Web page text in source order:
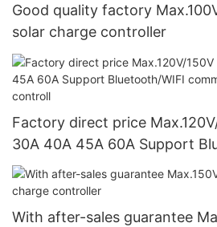
Good quality factory
solar charge controller
Factory direct price
30A 40A 45A 60A Support
communication mppt charge
With after-sales guarantee